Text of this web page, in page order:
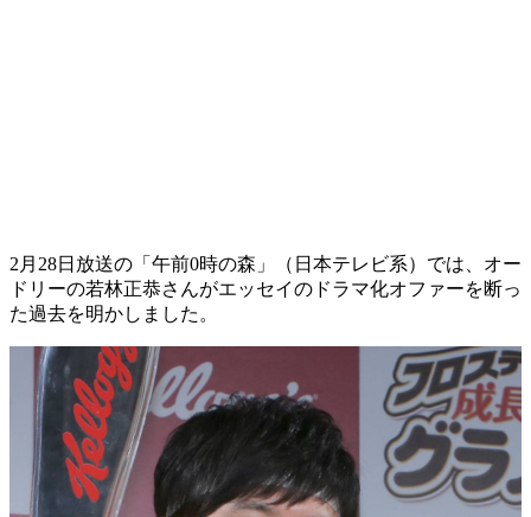
2月28日放送の「午前0時の森」（日本テレビ系）では、オー
ドリーの若林正恭さんがエッセイのドラマ化オファーを断っ
た過去を明かしました。